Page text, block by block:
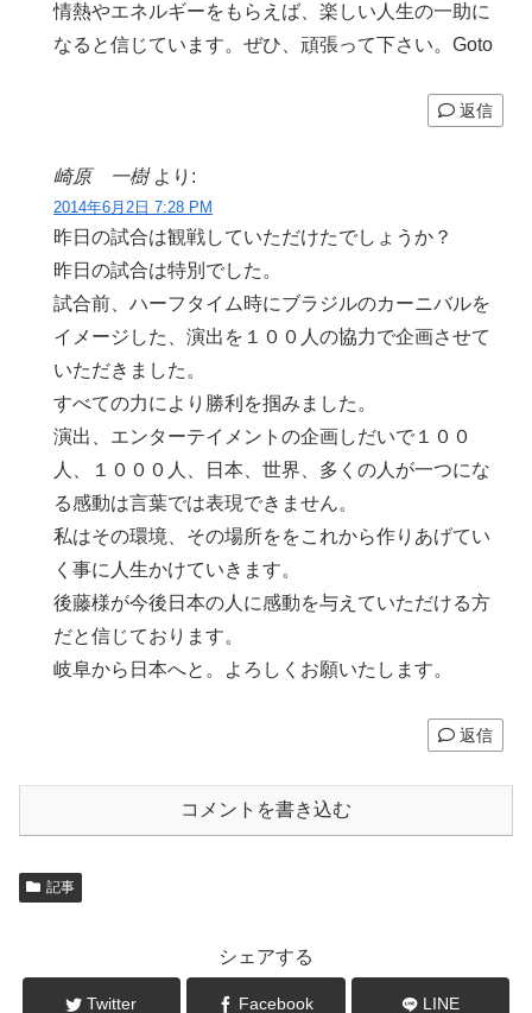
情熱やエネルギーをもらえば、楽しい人生の一助に
なると信じています。ぜひ、頑張って下さい。Goto
返信
崎原 一樹 より:
2014年6月2日 7:28 PM
昨日の試合は観戦していただけたでしょうか？
昨日の試合は特別でした。
試合前、ハーフタイム時にブラジルのカーニバルを
イメージした、演出を１００人の協力で企画させて
いただきました。
すべての力により勝利を掴みました。
演出、エンターテイメントの企画しだいで１００
人、１０００人、日本、世界、多くの人が一つにな
る感動は言葉では表現できません。
私はその環境、その場所ををこれから作りあげてい
く事に人生かけていきます。
後藤様が今後日本の人に感動を与えていただける方
だと信じております。
岐阜から日本へと。よろしくお願いたします。
返信
コメントを書き込む
記事
シェアする
Twitter Facebook LINE